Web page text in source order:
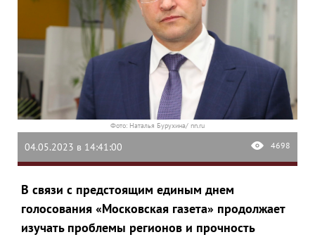
Фото: Наталья Бурухина/ nn.ru
04.05.2023 в 14:41:00 4698
В связи с предстоящим единым днем
голосования «Московская газета» продолжает
изучать проблемы регионов и прочность